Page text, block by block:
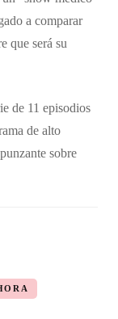
a comparar
que será su
de 11 episodios
de alto
sobre